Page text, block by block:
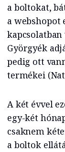
a boltokat,
a webshopot
Györgyék
pedig ott
termékei
A két évvel
egy-két
csaknem
a boltok